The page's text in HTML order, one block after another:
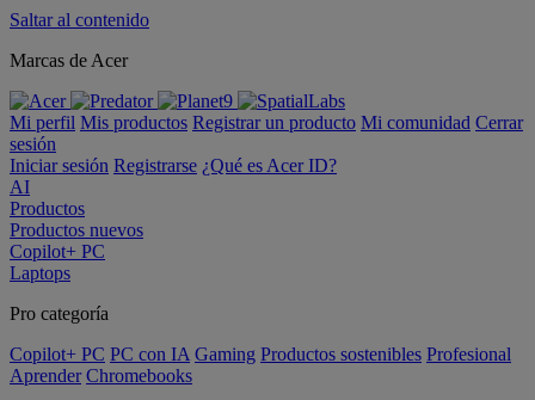
Saltar al contenido
Marcas de Acer
Mi perfil Mis productos Registrar un producto Mi comunidad Cerrar
sesión
Iniciar sesión Registrarse ¿Qué es Acer ID?
AI
Productos
Productos nuevos
Copilot+ PC
Laptops
Pro categoría
Copilot+ PC PC con IA Gaming Productos sostenibles Profesional
Aprender Chromebooks